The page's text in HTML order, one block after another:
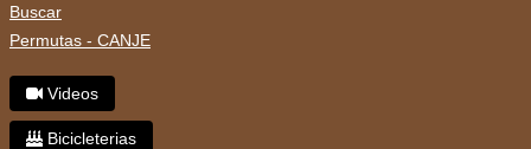
Buscar
Permutas - CANJE
Videos
Bicicleterias